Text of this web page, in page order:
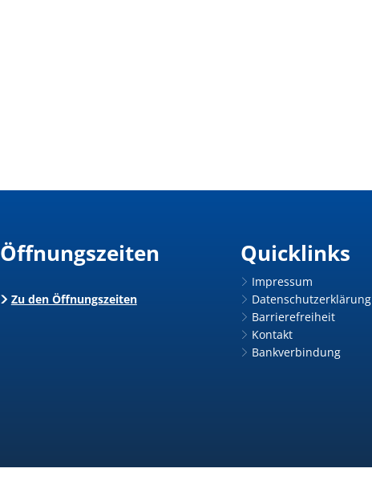
Öffnungszeiten
Zu den Öffnungszeiten
Quicklinks
Impressum
Datenschutzerklärung
Barrierefreiheit
Kontakt
Bankverbindung